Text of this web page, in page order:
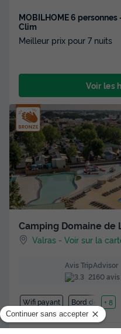
MOBILHOME 6
Clim
Meilleur prix pour 7 nuits
Voir les
Camping Domaine de
Valras -Voir sur la
Avis TripAdvisor
2160 avis
Wifi payant Bord de mer
+ 8